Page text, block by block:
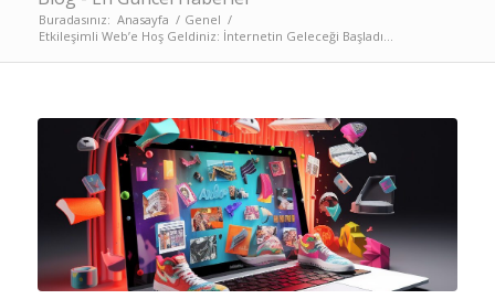
Buradasınız: Anasayfa / Genel /
Etkileşimli Web’e Hoş Geldiniz: İnternetin Geleceği Başladı...